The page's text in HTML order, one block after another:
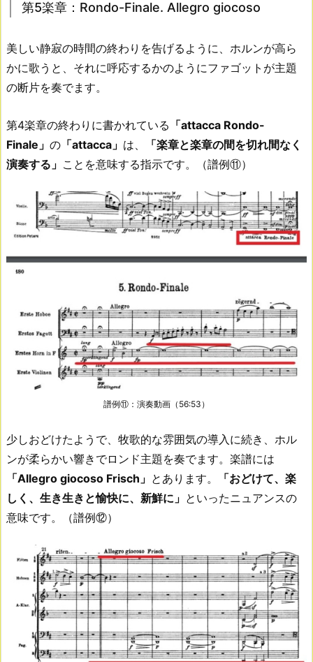
第5楽章：Rondo-Finale. Allegro giocoso
美しい静寂の時間の終わりを告げるように、ホルンが高ら
かに歌うと、それに呼応するかのようにファゴットが主題
の断片を奏でます。
第4楽章の終わりに書かれている 「attacca Rondo-
Finale」 の 「attacca」 は、
「楽章と楽章の間を切れ間なく
演奏する」 ことを意味する指示です。（譜例⑪）
譜例⑪：演奏動画（56:53）
少しおどけたようで、牧歌的な雰囲気の導入に続き、ホル
ンが柔らかい響きでロンド主題を奏でます。楽譜には
「Allegro giocoso Frisch」 とあります。
「おどけて、楽
しく、生き生きと愉快に、新鮮に」 といったニュアンスの
意味です。（譜例⑫）